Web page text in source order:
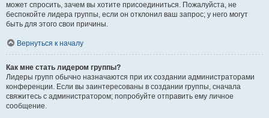
может спросить, зачем вы хотите присоединиться. Пожалуйста, не
беспокойте лидера группы, если он отклонил ваш запрос; у него могут
быть для этого свои причины.
Вернуться к началу
Как мне стать лидером группы?
Лидеры групп обычно назначаются при их создании администраторами
конференции. Если вы заинтересованы в создании группы, сначала
свяжитесь с администратором; попробуйте отправить ему личное
сообщение.